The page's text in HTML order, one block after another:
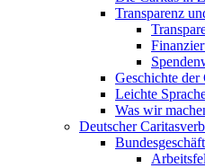
Transparenz
Geschichte der
Leichte
Was wir
Deutscher